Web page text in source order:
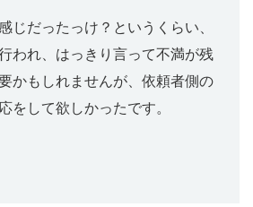
じだったっけ？というくらい、
われ、はっきり言って不満が残
かもしれませんが、依頼者側の
をして欲しかったです。